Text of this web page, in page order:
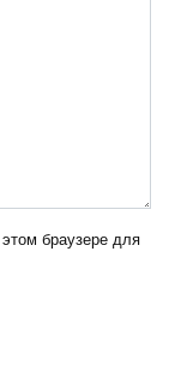
браузере для